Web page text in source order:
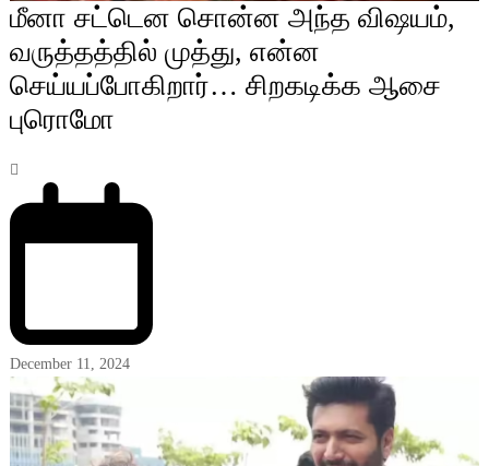
மீனா சட்டென சொன்ன அந்த விஷயம்,
வருத்தத்தில் முத்து, என்ன
செய்யப்போகிறார்… சிறகடிக்க ஆசை
புரொமோ
December 11, 2024